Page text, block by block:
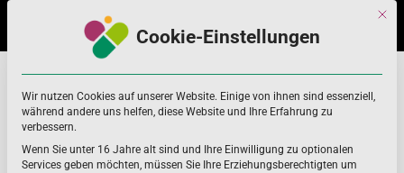
navigation
content
Home AK NEM
Mit
Cookie-Einstellungen
Wir nutzen Cookies auf unserer Website. Einige von ihnen sind essenziell,
während andere uns helfen, diese Website und Ihre Erfahrung zu
verbessern.
Wenn Sie unter 16 Jahre alt sind und Ihre Einwilligung zu optionalen
Services geben möchten, müssen Sie Ihre Erziehungsberechtigten um